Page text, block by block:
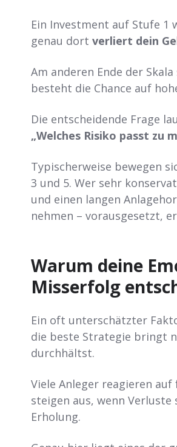
Ein Investment auf Stufe 1
genau dort verliert dein
Am anderen Ende der
besteht die Chance auf
Die entscheidende Frage
„Welches Risiko passt zu
Typischerweise bewegen
3 und 5. Wer sehr
und einen langen
nehmen – vorausgesetzt,
Warum deine
Misserfolg
Ein oft unterschätzter
die beste Strategie bringt
durchhältst.
Viele Anleger reagieren
steigen aus, wenn
Erholung.